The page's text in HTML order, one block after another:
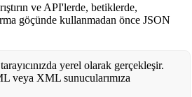
ve API'lerde, betiklerde,
göçünde kullanmadan önce JSON
yerel olarak gerçekleşir.
veya XML sunucularımıza